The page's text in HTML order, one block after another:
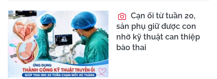
Cạn ối từ tuần 20,
sản phụ giữ được con
nhờ kỹ thuật can thiệp
bào thai